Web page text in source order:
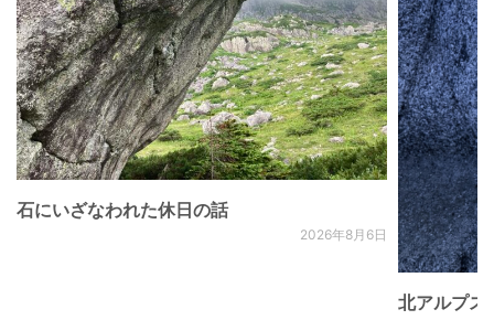
石にいざなわれた休日の話
2026年8月6日
北アルプ